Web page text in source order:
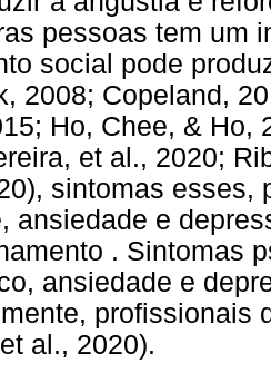
pessoas tem um
social pode
2008; Copeland,
Ho, Chee, & Ho,
et al., 2020;
sintomas esses,
ansiedade e
. Sintomas
ansiedade e
profissionais
al., 2020).